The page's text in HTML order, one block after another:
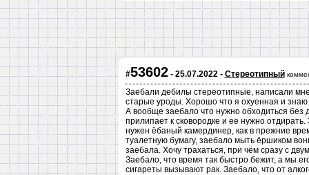
#53602- 25.07.2022 - Стереотипный
Заебали дебилы стереотипные, написали
старые уроды. Хорошо что я охуенная и знаю
А вообще заебало что нужно обходиться без
прилипает к сковородке и ее нужно
нужен ёбаный камердинер, как в прежние
туалетную бумагу, заебало мыть ёршиком
заебала. Хочу трахаться, при чём сразу с
Заебало, что время так быстро бежит, а мы
сигареты вызывают рак. Заебало, что от